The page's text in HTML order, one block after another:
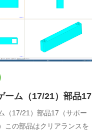
ーム（17/21）部品17
（17/21）部品17（サポー
この部品はクリアランスを